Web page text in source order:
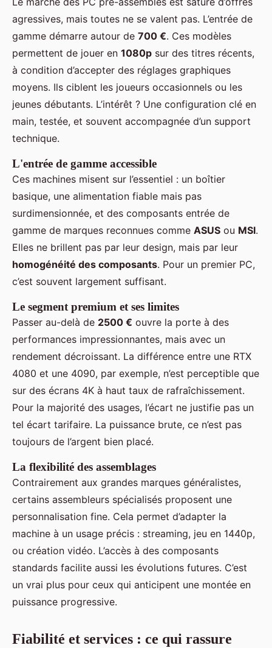
agressives, mais toutes ne se valent pas. L’entrée de
gamme démarre autour de 700 €. Ces modèles
permettent de jouer en 1080p sur des titres récents,
à condition d’accepter des réglages graphiques
moyens. Ils ciblent les joueurs occasionnels ou les
jeunes débutants. L’intérêt ? Une configuration clé en
main, testée, et souvent accompagnée d’un support
technique.
L'entrée de gamme accessible
Ces machines misent sur l’essentiel : un boîtier
basique, une alimentation fiable mais pas
surdimensionnée, et des composants entrée de
gamme de marques reconnues comme ASUS ou MSI.
Elles ne brillent pas par leur design, mais par leur
homogénéité des composants. Pour un premier PC,
c’est souvent largement suffisant.
Le segment premium et ses limites
Passer au-delà de 2500 € ouvre la porte à des
performances impressionnantes, mais avec un
rendement décroissant. La différence entre une RTX
4080 et une 4090, par exemple, n’est perceptible que
sur des écrans 4K à haut taux de rafraîchissement.
Pour la majorité des usages, l’écart ne justifie pas un
tel écart tarifaire. La puissance brute, ce n’est pas
toujours de l’argent bien placé.
La flexibilité des assemblages
Contrairement aux grandes marques généralistes,
certains assembleurs spécialisés proposent une
personnalisation fine. Cela permet d’adapter la
machine à un usage précis : streaming, jeu en 1440p,
ou création vidéo. L’accès à des composants
standards facilite aussi les évolutions futures. C’est
un vrai plus pour ceux qui anticipent une montée en
puissance progressive.
Fiabilité et services : ce qui rassure